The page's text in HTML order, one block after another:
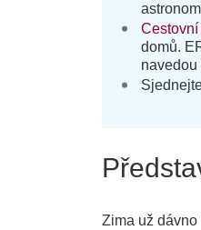
domů.
navedou
Zima už